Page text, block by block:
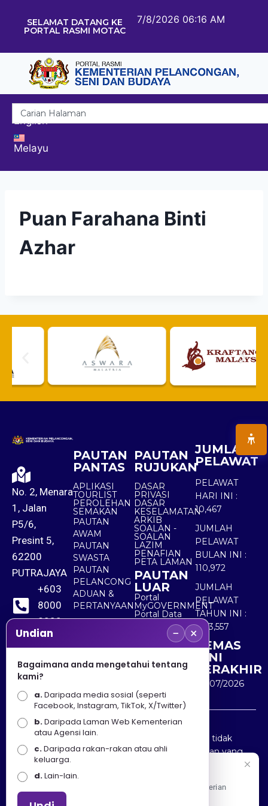
SELAMAT DATANG KE
PORTAL RASMI MOTAC
7/8/2026 06:16 AM
English
Melayu
Puan Farahana Binti
Azhar
No. 2, Menara
1, Jalan
P5/6,
Presint 5,
62200
PUTRAJAYA
+603
8000
8000
+603
8891
7100
PAUTAN
PANTAS
APLIKASI
TOURLIST
PEROLEHAN
SEMAKAN
PAUTAN
AWAM
PAUTAN
SWASTA
PAUTAN
PELANCONG
ADUAN &
PERTANYAAN
PAUTAN
RUJUKAN
DASAR
PRIVASI
DASAR
KESELAMATAN
ARKIB
SOALAN -
SOALAN
LAZIM
PENAFIAN
PETA LAMAN
PAUTAN
LUAR
Portal
MyGOVERNMENT
Portal Data
Terbuka
Sektor Awam
JUMLAH
PELAWAT
PELAWAT
HARI INI :
10,467
JUMLAH
PELAWAT
BULAN INI :
110,972
JUMLAH
PELAWAT
TAHUN INI :
5,513,557
KEMAS
KINI
TERAKHIR
30/07/2026
Penafian : Kerajaan Malaysia dan Kementerian
Pelancongan Seni dan Budaya (MOTAC) adalah tidak
bertanggungjawab atas kehilangan atau kerugian yang
disebabkan oleh penggunaan mana-mana maklumat
yang diperolehi dari portal ini.
Undian − ×
Bagaimana anda mengetahui tentang
kami?
a.Daripada media sosial (seperti
Facebook, Instagram, TikTok, X/Twitter)
b.Daripada Laman Web Kementerian
atau Agensi lain.
c.Daripada rakan-rakan atau ahli
keluarga.
d.Lain-lain.
Apa Khabar! Selamat datang ke Portal Rasmi Kementerian
Pelancongan, Seni dan Budaya